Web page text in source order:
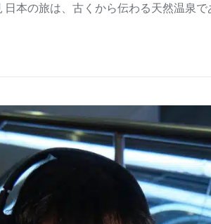
本の旅は、古くから伝わる天然温泉で